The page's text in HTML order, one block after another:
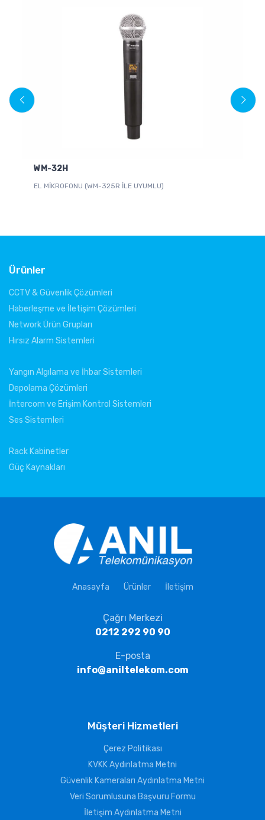
WM-32H
EL MİKROFONU (WM-325R İLE UYUMLU)
Ürünler
CCTV & Güvenlik Çözümleri
Haberleşme ve İletişim Çözümleri
Network Ürün Grupları
Hırsız Alarm Sistemleri
Yangın Algılama ve İhbar Sistemleri
Depolama Çözümleri
İntercom ve Erişim Kontrol Sistemleri
Ses Sistemleri
Rack Kabinetler
Güç Kaynakları
Anasayfa Ürünler İletişim
Çağrı Merkezi
0212 292 90 90
E-posta
info@aniltelekom.com
Müşteri Hizmetleri
Çerez Politikası
KVKK Aydınlatma Metni
Güvenlik Kameraları Aydınlatma Metni
Veri Sorumlusuna Başvuru Formu
İletişim Aydınlatma Metni